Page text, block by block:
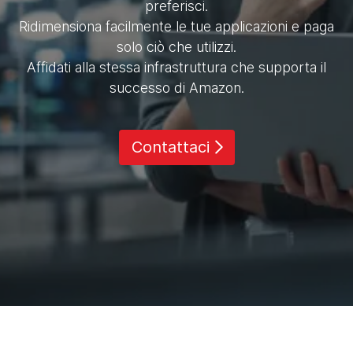
preferisci.
Ridimensiona facilmente le tue applicazioni e paga
solo ciò che utilizzi.
Affidati alla stessa infrastruttura che supporta il
successo di Amazon.
Contattaci